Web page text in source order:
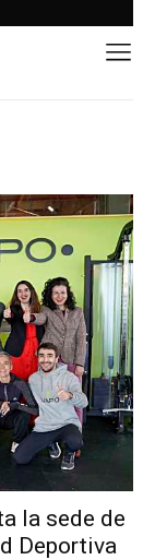
la sede de
Deportiva